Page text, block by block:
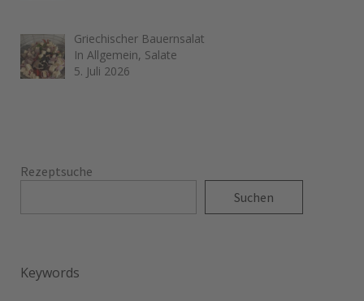
Griechischer Bauernsalat
In Allgemein, Salate
5. Juli 2026
Rezeptsuche
Suchen
Keywords